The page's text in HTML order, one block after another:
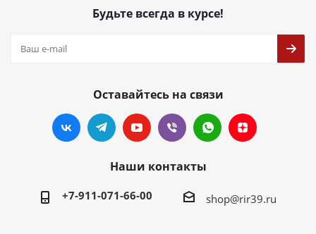
Будьте всегда в курсе!
Оставайтесь на связи
Наши контакты
+7-911-071-66-00 shop@rir39.ru